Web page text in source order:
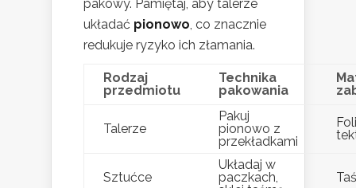
pakowy. Pamiętaj, aby talerze
układać pionowo, co znacznie
redukuje ryzyko ich złamania.
Rodzaj
przedmiotu
Technika
pakowania
Talerze
Pakuj
pionowo z
przekładkami
Sztućce
Układaj w
paczkach,